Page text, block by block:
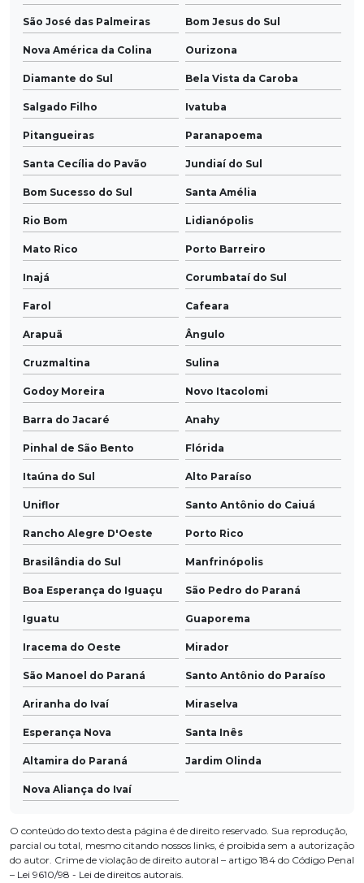
São José das Palmeiras Bom Jesus do Sul
Nova América da Colina Ourizona
Diamante do Sul Bela Vista da Caroba
Salgado Filho Ivatuba
Pitangueiras Paranapoema
Santa Cecília do Pavão Jundiaí do Sul
Bom Sucesso do Sul Santa Amélia
Rio Bom Lidianópolis
Mato Rico Porto Barreiro
Inajá Corumbataí do Sul
Farol Cafeara
Arapuã Ângulo
Cruzmaltina Sulina
Godoy Moreira Novo Itacolomi
Barra do Jacaré Anahy
Pinhal de São Bento Flórida
Itaúna do Sul Alto Paraíso
Uniflor Santo Antônio do Caiuá
Rancho Alegre D'Oeste Porto Rico
Brasilândia do Sul Manfrinópolis
Boa Esperança do Iguaçu São Pedro do Paraná
Iguatu Guaporema
Iracema do Oeste Mirador
São Manoel do Paraná Santo Antônio do Paraíso
Ariranha do Ivaí Miraselva
Esperança Nova Santa Inês
Altamira do Paraná Jardim Olinda
Nova Aliança do Ivaí
O conteúdo do texto desta página é de direito reservado. Sua reprodução,
parcial ou total, mesmo citando nossos links, é proibida sem a autorização
do autor. Crime de violação de direito autoral – artigo 184 do Código Penal
– Lei 9610/98 - Lei de direitos autorais.